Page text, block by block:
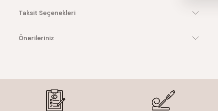
Taksit Seçenekleri
Önerileriniz